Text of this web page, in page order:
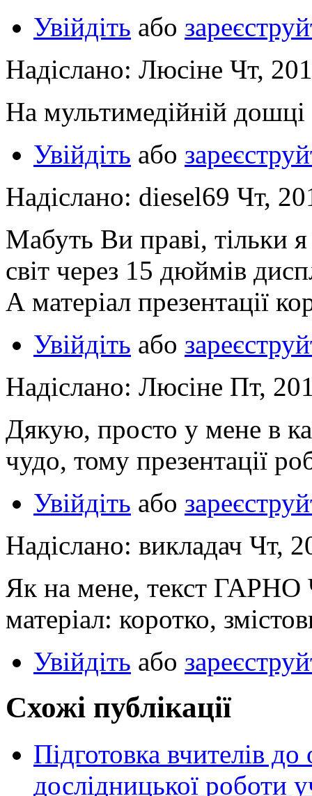
Увійдіть або
Надіслано: Люсіне Чт,
На мультимедійній дошці
Увійдіть або
Надіслано: diesel69 Чт,
Мабуть Ви праві, тільки
світ через 15 дюймів
А матеріал презентації
Увійдіть або
Надіслано: Люсіне Пт,
Дякую, просто у мене в
чудо, тому презентації
Увійдіть або
Надіслано: викладач Чт,
Як на мене, текст
матеріал: коротко,
Увійдіть або
Схожі публікації
Підготовка вчителів до
дослідницької роботи